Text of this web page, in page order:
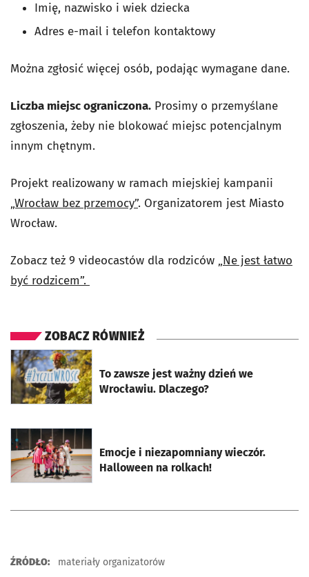
Imię, nazwisko i wiek dziecka
Adres e-mail i telefon kontaktowy
Można zgłosić więcej osób, podając wymagane dane.
Liczba miejsc ograniczona. Prosimy o przemyślane
zgłoszenia, żeby nie blokować miejsc potencjalnym
innym chętnym.
Projekt realizowany w ramach miejskiej kampanii
„Wrocław bez przemocy”. Organizatorem jest Miasto
Wrocław.
Zobacz też 9 videocastów dla rodziców „Ne jest łatwo
być rodzicem”.
ZOBACZ RÓWNIEŻ
To zawsze jest ważny dzień we
Wrocławiu. Dlaczego?
otworzy się w nowej karcie
Emocje i niezapomniany wieczór.
Halloween na rolkach!
otworzy się w nowej karcie
ŹRÓDŁO: materiały organizatorów